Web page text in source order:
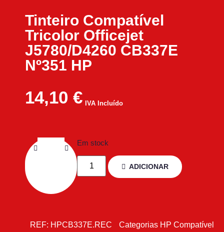
Tinteiro Compatível
Tricolor Officejet
J5780/D4260 CB337E
Nº351 HP
14,10 € IVA Incluído
Em stock
ADICIONAR
REF: HPCB337E.REC Categorias HP Compatível